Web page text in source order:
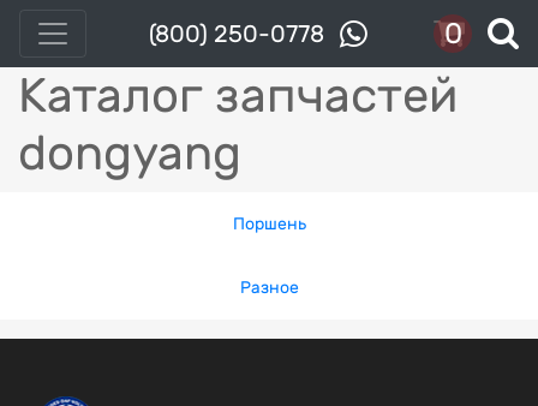
(800) 250-0778 0
Каталог запчастей
dongyang
Поршень
Разное